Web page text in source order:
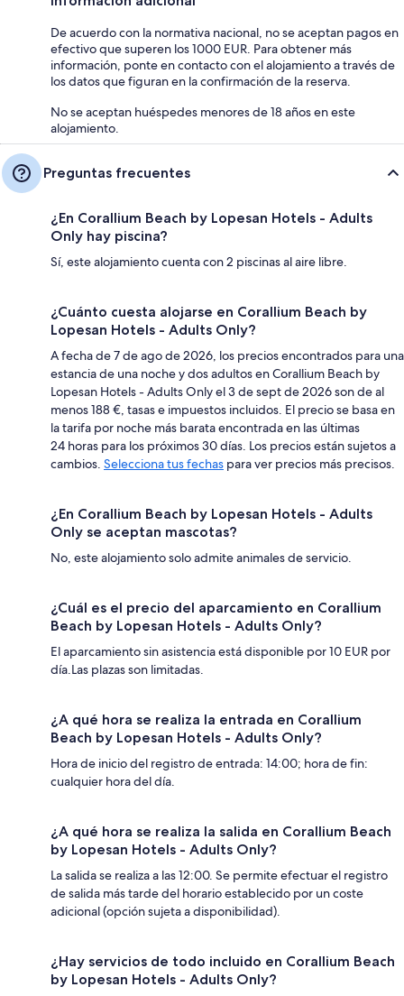
De acuerdo con la normativa nacional, no se aceptan pagos en
efectivo que superen los 1000 EUR. Para obtener más
información, ponte en contacto con el alojamiento a través de
los datos que figuran en la confirmación de la reserva.
No se aceptan huéspedes menores de 18 años en este
alojamiento.
Preguntas frecuentes
¿En Corallium Beach by Lopesan Hotels - Adults
Only hay piscina?
Sí, este alojamiento cuenta con 2 piscinas al aire libre.
¿Cuánto cuesta alojarse en Corallium Beach by
Lopesan Hotels - Adults Only?
A fecha de 7 de ago de 2026, los precios encontrados para una
estancia de una noche y dos adultos en Corallium Beach by
Lopesan Hotels - Adults Only el 3 de sept de 2026 son de al
menos 188 €, tasas e impuestos incluidos. El precio se basa en
la tarifa por noche más barata encontrada en las últimas
24 horas para los próximos 30 días. Los precios están sujetos a
cambios. Selecciona tus fechas para ver precios más precisos.
¿En Corallium Beach by Lopesan Hotels - Adults
Only se aceptan mascotas?
No, este alojamiento solo admite animales de servicio.
¿Cuál es el precio del aparcamiento en Corallium
Beach by Lopesan Hotels - Adults Only?
El aparcamiento sin asistencia está disponible por 10 EUR por
día.Las plazas son limitadas.
¿A qué hora se realiza la entrada en Corallium
Beach by Lopesan Hotels - Adults Only?
Hora de inicio del registro de entrada: 14:00; hora de fin:
cualquier hora del día.
¿A qué hora se realiza la salida en Corallium Beach
by Lopesan Hotels - Adults Only?
La salida se realiza a las 12:00. Se permite efectuar el registro
de salida más tarde del horario establecido por un coste
adicional (opción sujeta a disponibilidad).
¿Hay servicios de todo incluido en Corallium Beach
by Lopesan Hotels - Adults Only?